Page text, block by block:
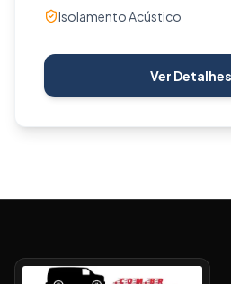
Isolamento Acústico
Ver Detalhes